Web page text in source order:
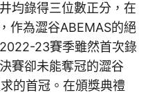
均錄得三位數正分，在
作為澀谷ABEMAS的絕
23賽季雖然首次錄
賽卻未能奪冠的澀谷
的首冠。在頒獎典禮